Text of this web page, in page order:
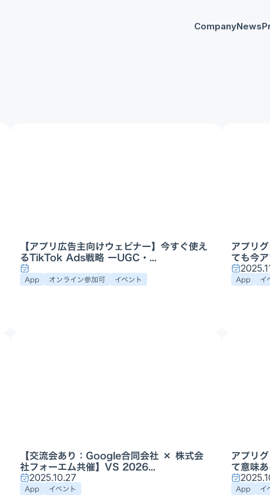
CompanyNews
【アプリ広告主向けウェビナー】今すぐ使え
るTikTok Ads戦略 ーUGC・...
App オンライン参加可 イベント
アプリ
ても今
App イ
【交流会あり：Google合同会社 × 株式会
社フォーエム共催】VS 2026...
2025.10.27
App イベント
アプリ
て意味
App イ